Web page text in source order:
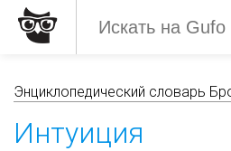
Энциклопедический словарь
Интуиция